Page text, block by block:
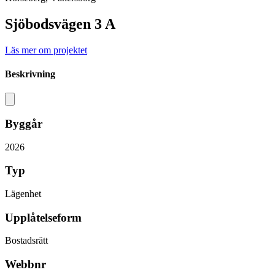
Sjöbodsvägen 3 A
Läs mer om projektet
Beskrivning
Byggår
2026
Typ
Lägenhet
Upplåtelseform
Bostadsrätt
Webbnr